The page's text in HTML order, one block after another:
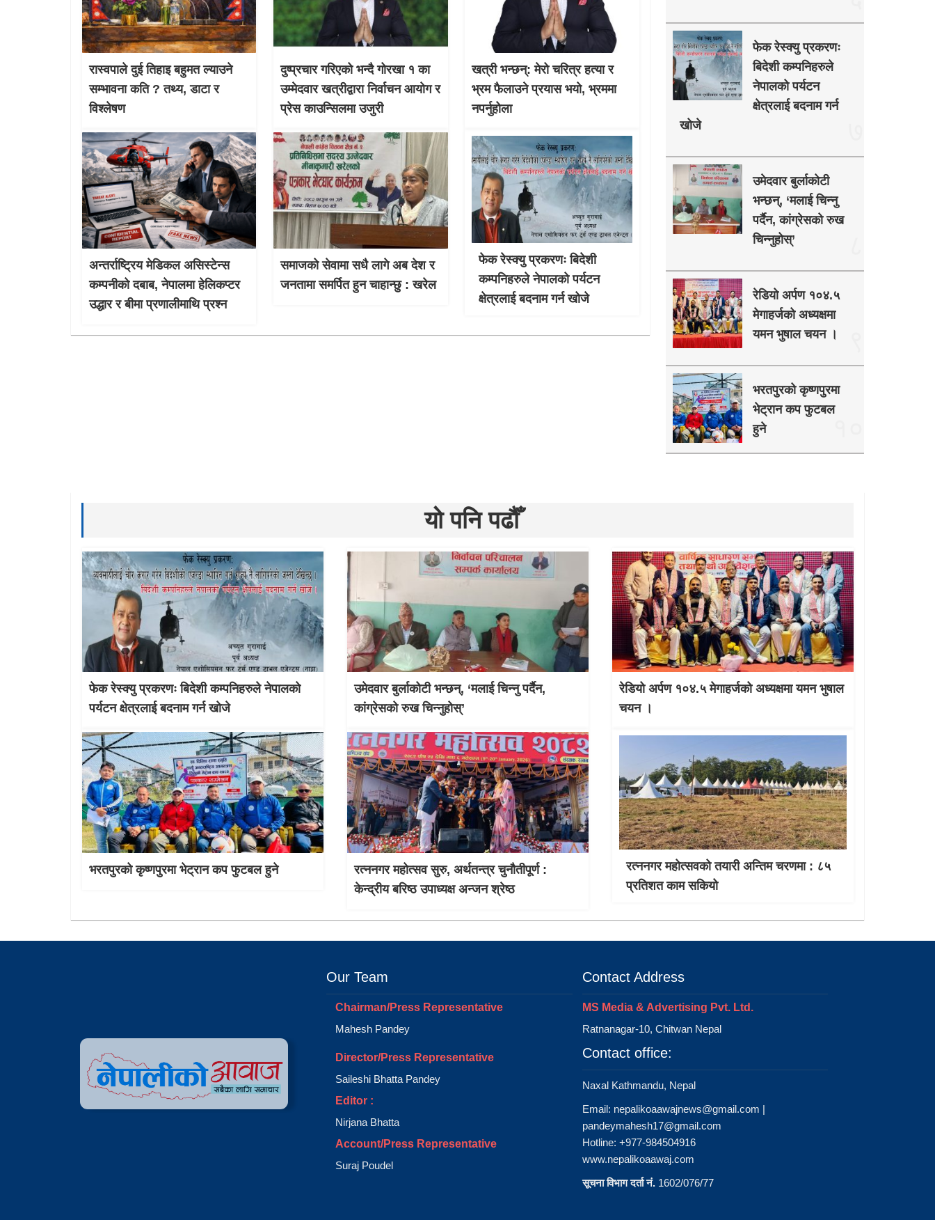
रास्वपाले दुई तिहाइ बहुमत ल्याउने
सम्भावना कति ? तथ्य, डाटा र
विश्लेषण
दुष्प्रचार गरिएको भन्दै गोरखा १ का
उम्मेदवार खत्रीद्वारा निर्वाचन आयोग र
प्रेस काउन्सिलमा उजुरी
खत्री भन्छन्: मेरो चरित्र हत्या र
भ्रम फैलाउने प्रयास भयो, भ्रममा
नपर्नुहोला
अन्तर्राष्ट्रिय मेडिकल असिस्टेन्स
कम्पनीको दबाब, नेपालमा हेलिकप्टर
उद्धार र बीमा प्रणालीमाथि प्रश्न
समाजको सेवामा सधै लागे अब देश र
जनतामा समर्पित हुन चाहान्छु : खरेल
फेक रेस्क्यु प्रकरणः बिदेशी
कम्पनिहरुले नेपालको पर्यटन
क्षेत्रलाई बदनाम गर्न खोजे
फेक रेस्क्यु प्रकरणः
बिदेशी कम्पनिहरुले
नेपालको पर्यटन
क्षेत्रलाई बदनाम गर्न
खोजे
उमेदवार बुर्लाकोटी
भन्छन्, ‘मलाई चिन्नु
पर्दैन, कांग्रेसको रुख
चिन्नुहोस्’
रेडियो अर्पण १०४.५
मेगाहर्जको अध्यक्षमा
यमन भुषाल चयन ।
भरतपुरको कृष्णपुरमा
भेट्रान कप फुटबल
हुने
यो पनि पढौँ
फेक रेस्क्यु प्रकरणः बिदेशी कम्पनिहरुले नेपालको
पर्यटन क्षेत्रलाई बदनाम गर्न खोजे
उमेदवार बुर्लाकोटी भन्छन्, ‘मलाई चिन्नु पर्दैन,
कांग्रेसको रुख चिन्नुहोस्’
रेडियो अर्पण १०४.५ मेगाहर्जको अध्यक्षमा यमन भुषाल
चयन ।
भरतपुरको कृष्णपुरमा भेट्रान कप फुटबल हुने
रत्ननगर महोत्सव सुरु, अर्थतन्त्र चुनौतीपूर्ण :
केन्द्रीय बरिष्ठ उपाध्यक्ष अन्जन श्रेष्ठ
रत्ननगर महोत्सवको तयारी अन्तिम चरणमा : ८५
प्रतिशत काम सकियो
Our Team
Chairman/Press Representative
Mahesh Pandey
Director/Press Representative
Saileshi Bhatta Pandey
Editor :
Nirjana Bhatta
Account/Press Representative
Suraj Poudel
Contact Address
MS Media & Advertising Pvt. Ltd.
Ratnanagar-10, Chitwan Nepal
Contact office:
Naxal Kathmandu, Nepal
Email: nepalikoaawajnews@gmail.com |
pandeymahesh17@gmail.com
Hotline: +977-984504916
www.nepalikoaawaj.com
सूचना विभाग दर्ता नं. 1602/076/77